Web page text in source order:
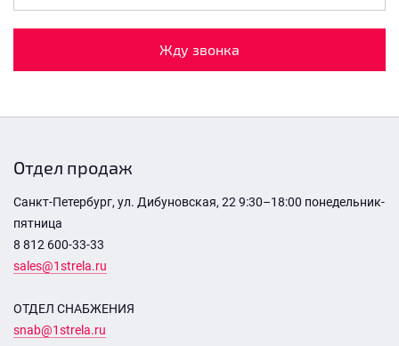
Жду звонка
Отдел продаж
Санкт-Петербург, ул. Дибуновская, 22 9:30–18:00 понедельник-
пятница
8 812 600-33-33
sales@1strela.ru
ОТДЕЛ СНАБЖЕНИЯ
snab@1strela.ru